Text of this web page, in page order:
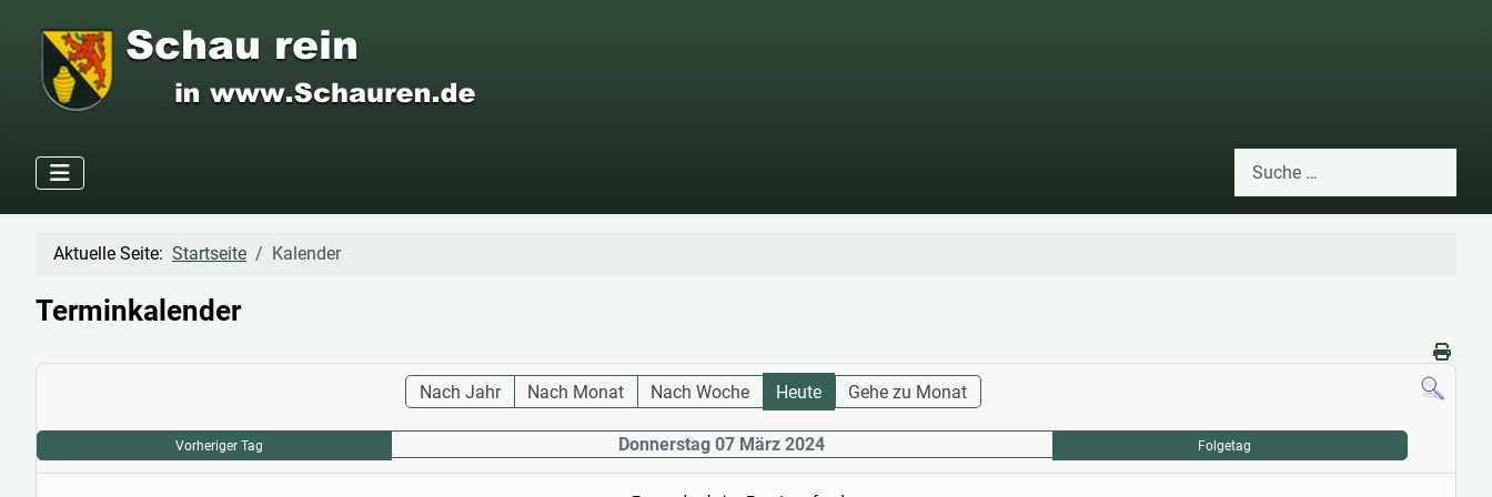
Suchen
Aktuelle Seite: Startseite Kalender
Terminkalender
Nach Jahr Nach Monat Nach Woche Heute Gehe zu Monat
Vorheriger Tag Donnerstag 07 März 2024 Folgetag